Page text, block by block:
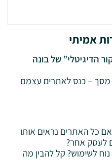
הדיגיטלי” של בונה
– כנס לאתרים עצמם
כל האתרים נראים אותו
אחר?
לשימוש? קל להבין מה